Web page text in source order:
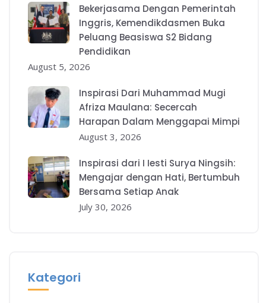
Bekerjasama Dengan Pemerintah
Inggris, Kemendikdasmen Buka
Peluang Beasiswa S2 Bidang
Pendidikan
August 5, 2026
Inspirasi Dari Muhammad Mugi
Afriza Maulana: Secercah
Harapan Dalam Menggapai Mimpi
August 3, 2026
Inspirasi dari I Iesti Surya Ningsih:
Mengajar dengan Hati, Bertumbuh
Bersama Setiap Anak
July 30, 2026
Kategori